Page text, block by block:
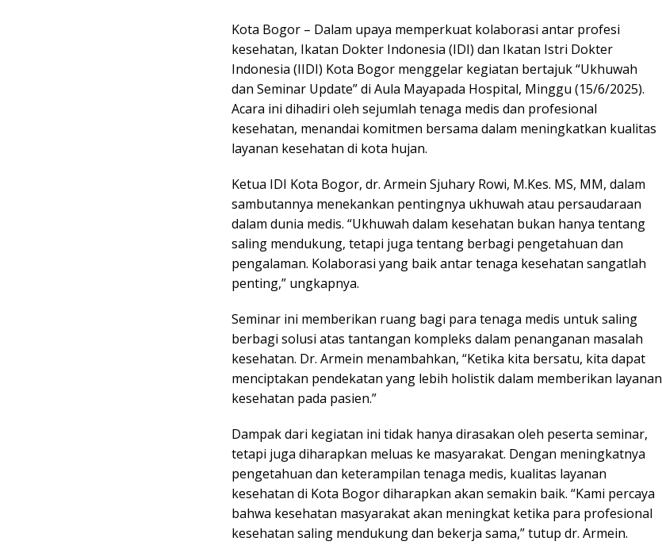
Kota Bogor – Dalam upaya memperkuat kolaborasi antar profesi
kesehatan, Ikatan Dokter Indonesia (IDI) dan Ikatan Istri Dokter
Indonesia (IIDI) Kota Bogor menggelar kegiatan bertajuk “Ukhuwah
dan Seminar Update” di Aula Mayapada Hospital, Minggu (15/6/2025).
Acara ini dihadiri oleh sejumlah tenaga medis dan profesional
kesehatan, menandai komitmen bersama dalam meningkatkan kualitas
layanan kesehatan di kota hujan.
Ketua IDI Kota Bogor, dr. Armein Sjuhary Rowi, M.Kes. MS, MM, dalam
sambutannya menekankan pentingnya ukhuwah atau persaudaraan
dalam dunia medis. “Ukhuwah dalam kesehatan bukan hanya tentang
saling mendukung, tetapi juga tentang berbagi pengetahuan dan
pengalaman. Kolaborasi yang baik antar tenaga kesehatan sangatlah
penting,” ungkapnya.
Seminar ini memberikan ruang bagi para tenaga medis untuk saling
berbagi solusi atas tantangan kompleks dalam penanganan masalah
kesehatan. Dr. Armein menambahkan, “Ketika kita bersatu, kita dapat
menciptakan pendekatan yang lebih holistik dalam memberikan layanan
kesehatan pada pasien.”
Dampak dari kegiatan ini tidak hanya dirasakan oleh peserta seminar,
tetapi juga diharapkan meluas ke masyarakat. Dengan meningkatnya
pengetahuan dan keterampilan tenaga medis, kualitas layanan
kesehatan di Kota Bogor diharapkan akan semakin baik. “Kami percaya
bahwa kesehatan masyarakat akan meningkat ketika para profesional
kesehatan saling mendukung dan bekerja sama,” tutup dr. Armein.